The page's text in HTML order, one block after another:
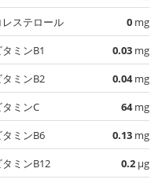
レステロール
0 mg
タミンB1
0.03 mg
タミンB2
0.04mg
タミンC
64mg
タミンB6
0.13 mg
タミンB12
0.2 µg